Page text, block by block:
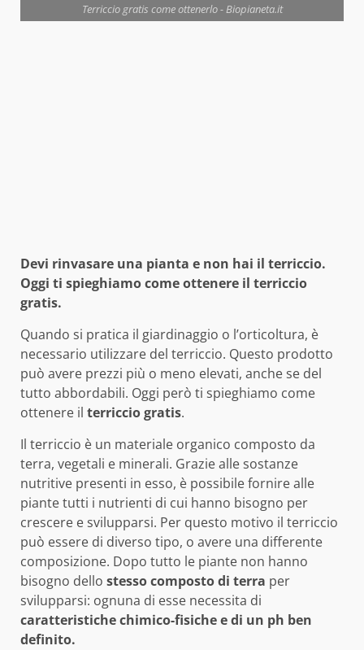
Terriccio gratis come ottenerlo - Biopianeta.it
Devi rinvasare una pianta e non hai il terriccio.
Oggi ti spieghiamo come ottenere il terriccio
gratis.
Quando si pratica il giardinaggio o l’orticoltura, è
necessario utilizzare del terriccio. Questo prodotto
può avere prezzi più o meno elevati, anche se del
tutto abbordabili. Oggi però ti spieghiamo come
ottenere il terriccio gratis.
Il terriccio è un materiale organico composto da
terra, vegetali e minerali. Grazie alle sostanze
nutritive presenti in esso, è possibile fornire alle
piante tutti i nutrienti di cui hanno bisogno per
crescere e svilupparsi. Per questo motivo il terriccio
può essere di diverso tipo, o avere una differente
composizione. Dopo tutto le piante non hanno
bisogno dello stesso composto di terra per
svilupparsi: ognuna di esse necessita di
caratteristiche chimico-fisiche e di un ph ben
definito.